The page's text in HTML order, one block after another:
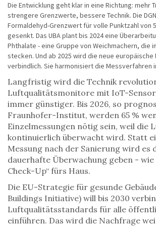
Die Entwicklung geht klar in eine Richtung: mehr
strengere Grenzwerte, bessere Technik. Die
Formaldehyd-Grenzwert für volle Punktzahl von
gesenkt. Das UBA plant bis 2024 eine
Phthalate - eine Gruppe von Weichmachern, die
stecken. Und ab 2025 wird die neue europäische
verbindlich. Sie harmonisiert die Messverfahren
Langfristig wird die Technik
Luftqualitätsmonitore mit IoT-
immer günstiger. Bis 2026, so
Fraunhofer-Institut, werden 65 %
Einzelmessungen nötig sein, weil die
kontinuierlich überwacht wird. Statt
Messung nach der Sanierung wird es
dauerhafte Überwachung geben -
Check-Up“ fürs Haus.
Die EU-Strategie für gesunde
Buildings Initiative) will bis 2030
Luftqualitätsstandards für alle
einführen. Das wird die Nachfrage